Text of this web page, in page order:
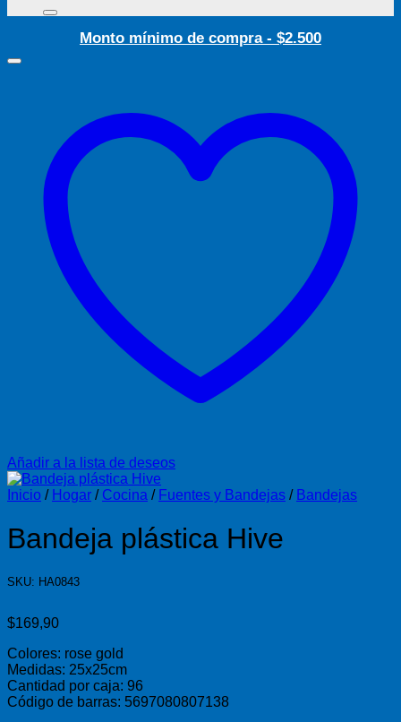
Monto mínimo de compra - $2.500
Añadir a la lista de deseos
Inicio / Hogar / Cocina / Fuentes y Bandejas / Bandejas
Bandeja plástica Hive
SKU: HA0843
$169,90
Colores: rose gold
Medidas: 25x25cm
Cantidad por caja: 96
Código de barras: 5697080807138